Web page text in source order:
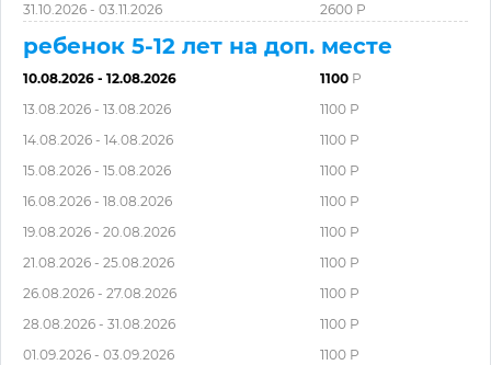
31.10.2026 - 03.11.2026
2600 Р
ребенок 5-12 лет на доп. месте
10.08.2026 - 12.08.2026
13.08.2026 - 13.08.2026
14.08.2026 - 14.08.2026
15.08.2026 - 15.08.2026
16.08.2026 - 18.08.2026
19.08.2026 - 20.08.2026
21.08.2026 - 25.08.2026
26.08.2026 - 27.08.2026
28.08.2026 - 31.08.2026
01.09.2026 - 03.09.2026
1100 Р
1100 Р
1100 Р
1100 Р
1100 Р
1100 Р
1100 Р
1100 Р
1100 Р
1100 Р